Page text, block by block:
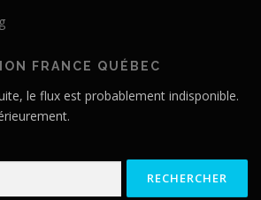
FRANCE QUÉBEC
le flux est probablement indisponible.